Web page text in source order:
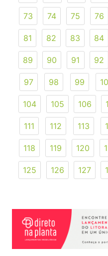
73 74 75 76
81 82 83 84
89 90 91 92
97 98 99
104 105 106
111 112 113
118 119 120
125 126 127